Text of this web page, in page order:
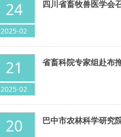
24
2025-02
四川省畜牧兽医学会
21
2025-02
省畜科院专家组赴布
20 巴中市农林科学研究